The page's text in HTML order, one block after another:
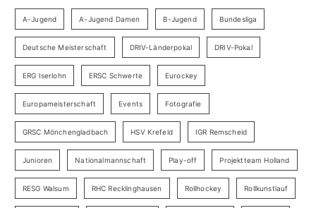
A-Jugend A-Jugend Damen B-Jugend Bundesliga
Deutsche Meisterschaft DRIV-Länderpokal DRIV-Pokal
ERG Iserlohn ERSC Schwerte Eurockey
Europameisterschaft Events Fotografie
GRSC Mönchengladbach HSV Krefeld IGR Remscheid
Junioren Nationalmannschaft Play-off Projektteam Holland
RESG Walsum RHC Recklinghausen Rollhockey Rollkunstlauf